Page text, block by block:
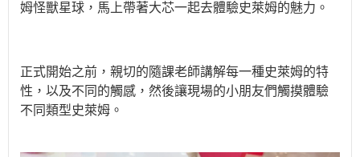
姆怪獸星球，馬上帶著大芯一起去體驗史萊姆的魅力。
正式開始之前，親切的隨課老師講解每一種史萊姆的特
性，以及不同的觸感，然後讓現場的小朋友們觸摸體驗
不同類型史萊姆。